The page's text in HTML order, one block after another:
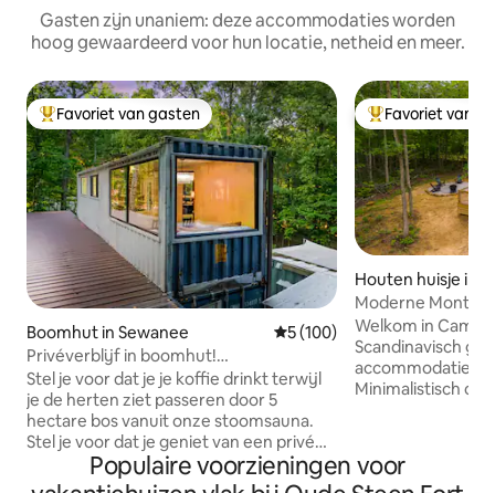
Gasten zijn unaniem: deze accommodaties worden
hoog gewaardeerd voor hun locatie, netheid en meer.
Topfavoriet van gasten
Favoriet van gasten
Boomhut in Sewanee Gemiddelde beoordeling
5 (100)
Privéverblijf in boomhut!
Sauna|Bubbelbad|Zwembad
Stel je voor dat je je koffie drinkt terwijl
je de herten ziet passeren door 5
hectare bos vanuit onze stoomsauna.
Stel je voor dat je geniet van een privé
gemarkeerd pad op het terrein of
springt in je auto om een pad van 9 mijl,
Topfavoriet van
Favoriet van
Houten huisje in
Moderne
bubbelbad
Welkom in Camp
Scandinavisch
accommodatie in
Minimalistisch
Ontspan in de
Populaire voorzieningen voor